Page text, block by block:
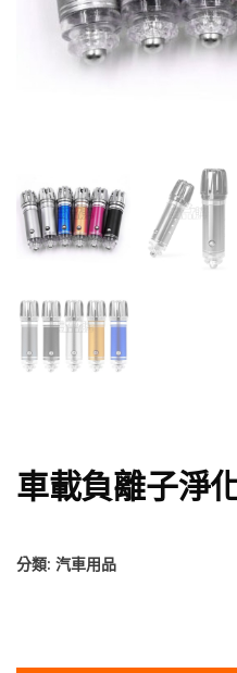
車載負離子淨
分類: 汽車用品